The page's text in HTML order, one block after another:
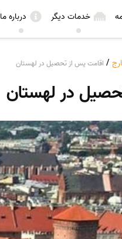
خدمات دیگر درباره ما
/ اقامت پس از تحصیل در لهستان
در لهستان